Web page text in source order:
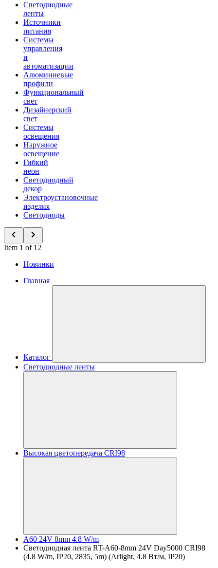
Светодиодные
ленты
Источники
питания
Системы
управления
и
автоматизации
Алюминиевые
профили
Функциональный
свет
Дизайнерский
свет
Системы
освещения
Наружное
освещение
Гибкий
неон
Светодиодный
декор
Электроустановочные
изделия
Светодиоды
Item 1 of 12
Новинки
Главная
Каталог
Светодиодные ленты
Высокая цветопередача CRI98
A60 24V 8mm 4.8 W/m
Светодиодная лента RT-A60-8mm 24V Day5000 CRI98
(4.8 W/m, IP20, 2835, 5m) (Arlight, 4.8 Вт/м, IP20)